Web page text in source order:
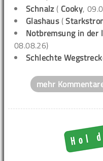
Schnalz( Cooky,
Glashaus(
Notbremsung in
08.08.26)
Schlechte
mehr